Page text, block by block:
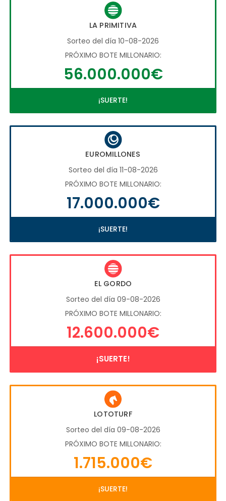
LA PRIMITIVA
Sorteo del día 10-08-2026
PRÓXIMO BOTE MILLONARIO:
56.000.000€
¡SUERTE!
EUROMILLONES
Sorteo del día 11-08-2026
PRÓXIMO BOTE MILLONARIO:
17.000.000€
¡SUERTE!
EL GORDO
Sorteo del día 09-08-2026
PRÓXIMO BOTE MILLONARIO:
12.600.000€
¡SUERTE!
LOTOTURF
Sorteo del día 09-08-2026
PRÓXIMO BOTE MILLONARIO:
1.715.000€
¡SUERTE!